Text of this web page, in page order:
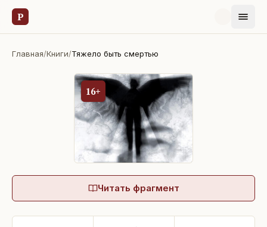
Р
Главная/Книги/Тяжело быть смертью
16+
Читать фрагмент